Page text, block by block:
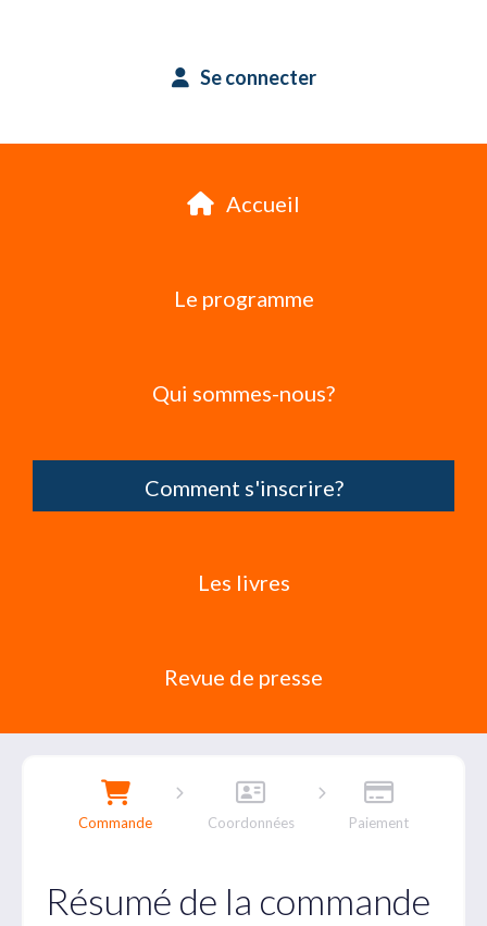
Se connecter
Accueil
Le programme
Qui sommes-nous?
Comment s'inscrire?
Les livres
Revue de presse
Commande Coordonnées Paiement
Résumé de la commande